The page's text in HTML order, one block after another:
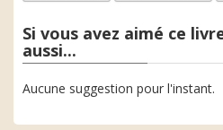
Si vous avez aimé ce
aussi...
Aucune suggestion pour l'instant.